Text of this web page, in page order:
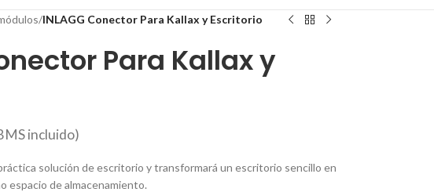
/INLAGG Conector Para Kallax y Escritorio
Para Kallax y
incluido)
solución de escritorio y transformará un escritorio sencillo en
espacio de almacenamiento.